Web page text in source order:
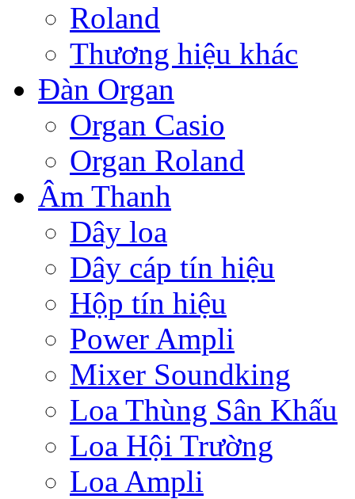
Roland
Thương hiệu khác
Đàn Organ
Organ Casio
Organ Roland
Âm Thanh
Dây loa
Dây cáp tín hiệu
Hộp tín hiệu
Power Ampli
Mixer Soundking
Loa Thùng Sân Khấu
Loa Hội Trường
Loa Ampli